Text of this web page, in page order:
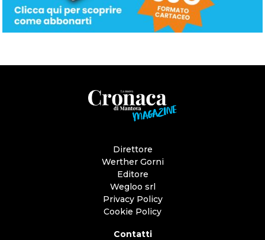
Direttore
Werther Gorni
Editore
Wegloo srl
Privacy Policy
Cookie Policy
Contatti